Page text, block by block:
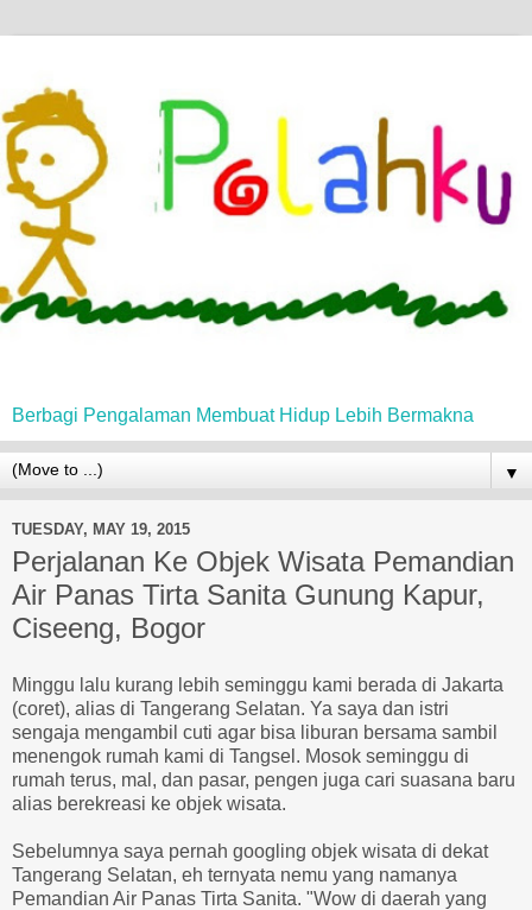
Berbagi Pengalaman Membuat Hidup Lebih Bermakna
▼
TUESDAY, MAY 19, 2015
Perjalanan Ke Objek Wisata Pemandian
Air Panas Tirta Sanita Gunung Kapur,
Ciseeng, Bogor
Minggu lalu kurang lebih seminggu kami berada di Jakarta
(coret), alias di Tangerang Selatan. Ya saya dan istri
sengaja mengambil cuti agar bisa liburan bersama sambil
menengok rumah kami di Tangsel. Mosok seminggu di
rumah terus, mal, dan pasar, pengen juga cari suasana baru
alias berekreasi ke objek wisata.
Sebelumnya saya pernah googling objek wisata di dekat
Tangerang Selatan, eh ternyata nemu yang namanya
Pemandian Air Panas Tirta Sanita. "Wow di daerah yang